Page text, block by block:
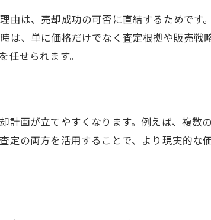
準備方法
注意点
動を考える
意ポイント
選びの基準
ート活用法
は、売却成功の可否に直結するためです
は、単に価格だけでなく査定根拠や販売戦
せられます。
画が立てやすくなります。例えば、複数
の両方を活用することで、より現実的な